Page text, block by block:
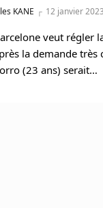
KANE 12 janvier 2023
veut régler
la demande très
(23 ans) serait…